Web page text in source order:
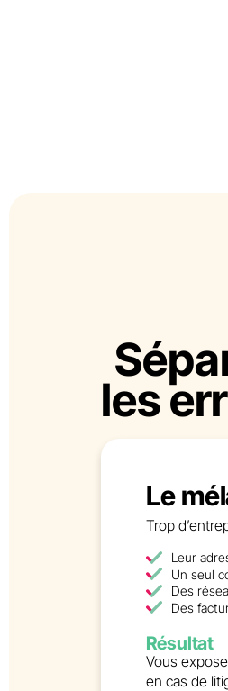
les
Le
Trop
Leur
Un seul
Des
Des
Résultat
Vous
en cas de